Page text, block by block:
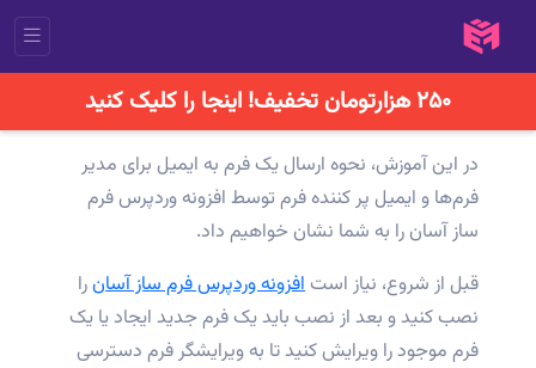
۲۵۰ هزارتومان تخفیف! اینجا را کلیک کنید
در این آموزش، نحوه ارسال یک فرم به ایمیل برای مدیر
فرم‌ها و ایمیل پر کننده فرم توسط افزونه وردپرس فرم
ساز آسان را به شما نشان خواهیم داد.
قبل از شروع، نیاز استافزونه وردپرس فرم ساز آسانرا
نصب کنید و بعد از نصب باید یک فرم جدید ایجاد یا یک
فرم موجود را ویرایش کنید تا به ویرایشگر فرم دسترسی